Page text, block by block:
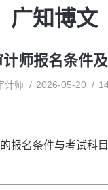
广知博文
师报名条件
计师 2026-05-20
报名条件与考试科